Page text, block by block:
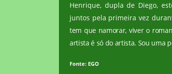
Henrique, dupla de Diego,
juntos pela primeira vez
tem que namorar, viver o
artista é só do artista. Sou uma
Fonte: EGO